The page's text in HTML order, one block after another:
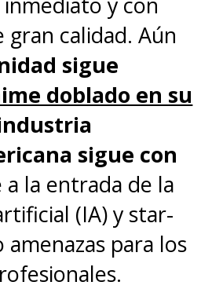
los ganadores
Awards 2023.
el que darlo
calidad. Aún
sigue
doblado en su
sigue con
a la entrada de la
(IA) y star-
para los